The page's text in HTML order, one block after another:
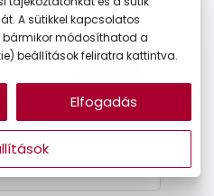
nagyjából 40 cm-es
A sütikkel kapcsolatos
módosíthatod a
beállítások feliratra kattintva.
Elfogadás